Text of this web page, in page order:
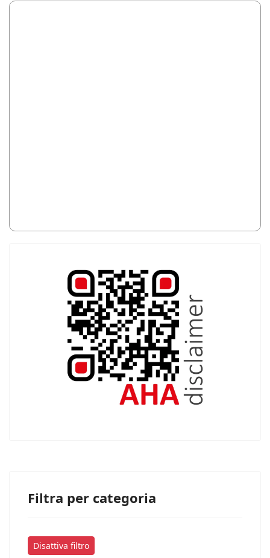
Filtra per categoria
Disattiva filtro